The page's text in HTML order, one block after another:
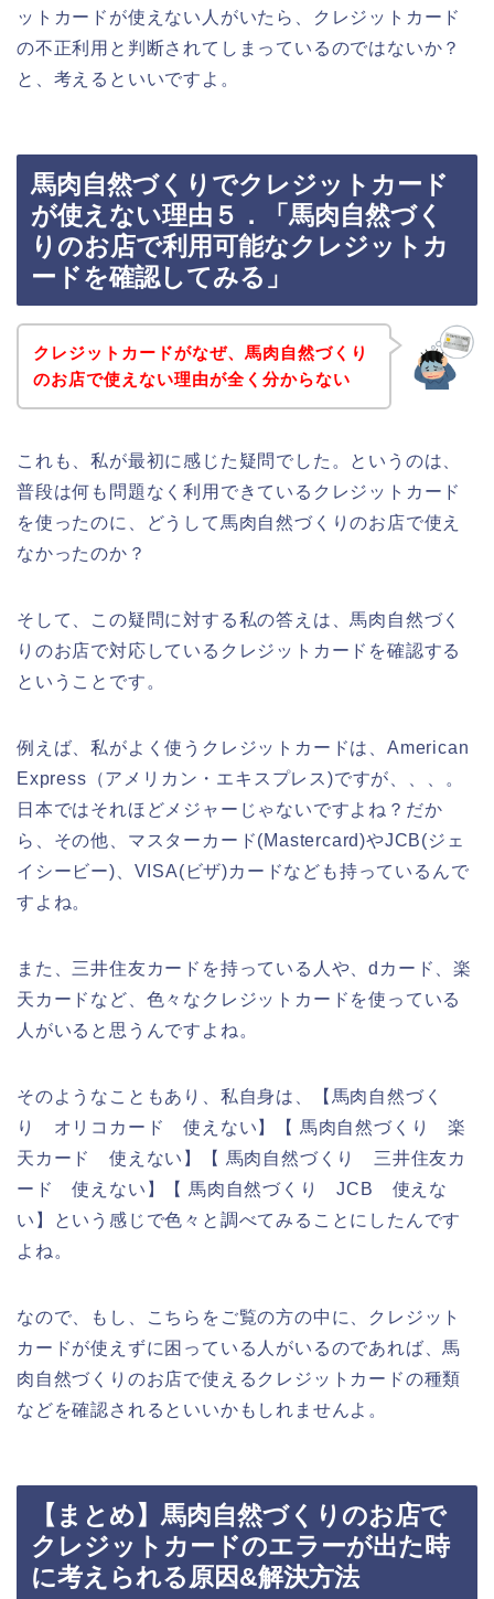
ットカードが使えない人がいたら、クレジットカード
の不正利用と判断されてしまっているのではないか？
と、考えるといいですよ。
馬肉自然づくりでクレジットカード
が使えない理由５．「馬肉自然づく
りのお店で利用可能なクレジットカ
ードを確認してみる」
クレジットカードがなぜ、馬肉自然づくり
のお店で使えない理由が全く分からない
これも、私が最初に感じた疑問でした。というのは、
普段は何も問題なく利用できているクレジットカード
を使ったのに、どうして馬肉自然づくりのお店で使え
なかったのか？
そして、この疑問に対する私の答えは、馬肉自然づく
りのお店で対応しているクレジットカードを確認する
ということです。
例えば、私がよく使うクレジットカードは、American
Express（アメリカン・エキスプレス)ですが、、、。
日本ではそれほどメジャーじゃないですよね？だか
ら、その他、マスターカード(Mastercard)やJCB(ジェ
イシービー)、VISA(ビザ)カードなども持っているんで
すよね。
また、三井住友カードを持っている人や、dカード、楽
天カードなど、色々なクレジットカードを使っている
人がいると思うんですよね。
そのようなこともあり、私自身は、【馬肉自然づく
り オリコカード 使えない】【 馬肉自然づくり 楽
天カード 使えない】【 馬肉自然づくり 三井住友カ
ード 使えない】【 馬肉自然づくり JCB 使えな
い】という感じで色々と調べてみることにしたんです
よね。
なので、もし、こちらをご覧の方の中に、クレジット
カードが使えずに困っている人がいるのであれば、馬
肉自然づくりのお店で使えるクレジットカードの種類
などを確認されるといいかもしれませんよ。
【まとめ】馬肉自然づくりのお店で
クレジットカードのエラーが出た時
に考えられる原因&解決方法